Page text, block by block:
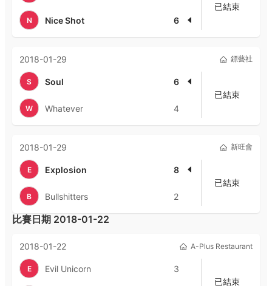
N Nice Shot 6
已結束
2018-01-29 鏢藝社
S Soul 6
W Whatever 4
已結束
2018-01-29 新旺會
E Explosion 8
B Bullshitters 2
已結束
比賽日期 2018-01-22
2018-01-22 A-Plus Restaurant
E Evil Unicorn 3
已結束